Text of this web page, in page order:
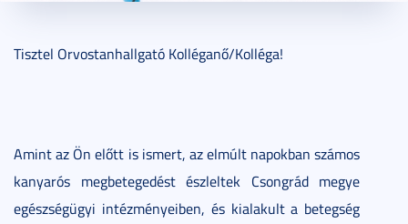
Tisztel Orvostanhallgató Kolléganő/Kolléga!
Amint az Ön előtt is ismert, az elmúlt napokban számos
kanyarós megbetegedést észleltek Csongrád megye
egészségügyi intézményeiben, és kialakult a betegség